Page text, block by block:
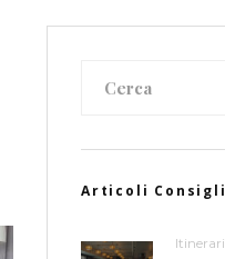
Articoli
Itinerari